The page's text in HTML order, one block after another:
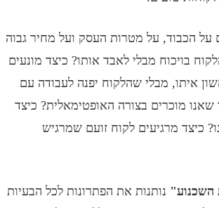
על הכבוד, על מטרות העסק ועל מחיר גבוה
בויכוח מבלי לאבד אותו? כיצד מונעים
איתו, מבלי שהלקוח יפנה לעבודה עם
מוכרים בצורה האופטימאלית? כיצד
כיצד מרגיעים לקוח זועם שמרגיש
השכנוע" נותנות את הפתרונות לכל הבעיות